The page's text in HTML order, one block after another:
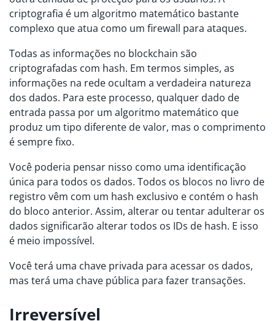
criptografia é um algoritmo matemático bastante
complexo que atua como um firewall para ataques.
Todas as informações no blockchain são
criptografadas com hash. Em termos simples, as
informações na rede ocultam a verdadeira natureza
dos dados. Para este processo, qualquer dado de
entrada passa por um algoritmo matemático que
produz um tipo diferente de valor, mas o comprimento
é sempre fixo.
Você poderia pensar nisso como uma identificação
única para todos os dados. Todos os blocos no livro de
registro vêm com um hash exclusivo e contém o hash
do bloco anterior. Assim, alterar ou tentar adulterar os
dados significarão alterar todos os IDs de hash. E isso
é meio impossível.
Você terá uma chave privada para acessar os dados,
mas terá uma chave pública para fazer transações.
Irreversível